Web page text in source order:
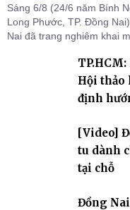
Sáng 6/8 (24/6 năm Bính
Long Phước, TP. Đồng
Nai đã trang nghiêm khai
chỗ khu vực VII, VIII và
Hội thảo
định
[Video]
tu dành
tại chỗ
Đồng